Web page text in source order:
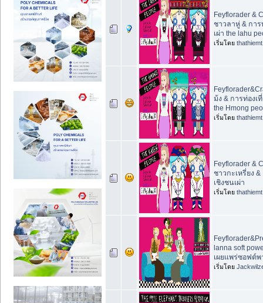
Feyflorader &
ชาวลาหู่ & การ
เผ่า the lahu
เริ่มโดย thathiemt
ม้ง & การท่องเ
the Hmong
เริ่มโดย thathiemt
Feyflorader &
ชาวกะเหรี่ยง
เชิงชนเผ่า
เริ่มโดย thathiemt
lanna soft
เผยแพร่ซอฟต์
เริ่มโดย